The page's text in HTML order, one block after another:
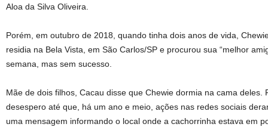
Aloa da Silva Oliveira.
Porém, em outubro de 2018, quando tinha dois anos de vida,
residia na Bela Vista, em São Carlos/SP e procurou sua “melhor
semana, mas sem sucesso.
Mãe de dois filhos, Cacau disse que Chewie dormia na cama deles.
desespero até que, há um ano e meio, ações nas redes sociais
uma mensagem informando o local onde a cachorrinha estava em